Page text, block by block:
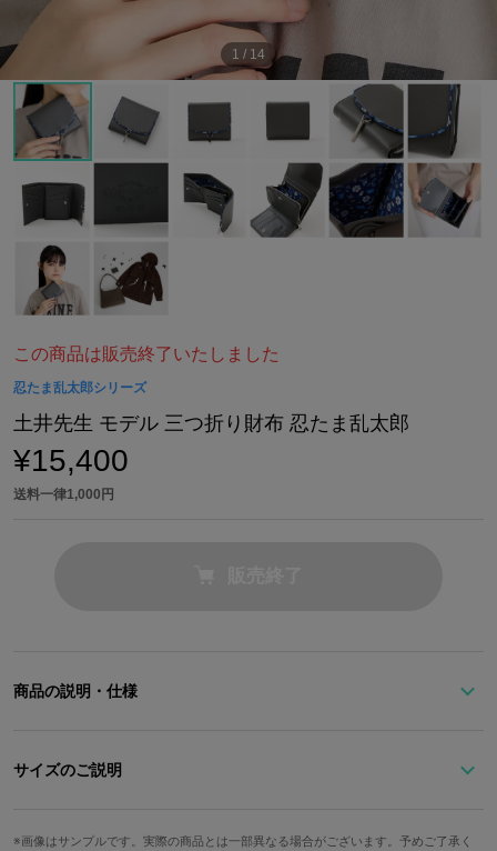
1 / 14
この商品は販売終了いたしました
忍たま乱太郎シリーズ
土井先生 モデル 三つ折り財布 忍たま乱太郎
¥15,400
送料一律1,000円
商品の説明・仕様
折り財布。
お財布を開くと、“教えたはずだ!!”の英字型押しが！
サイズのご説明
画像はサンプルです。実際の商品とは一部異なる場合がございます。予めご了承く